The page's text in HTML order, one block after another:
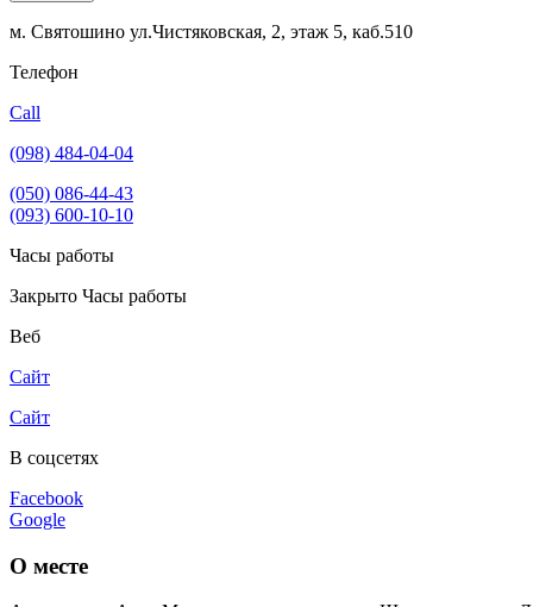
м. Святошино ул.Чистяковская, 2, этаж 5, каб.510
Телефон
Call
(098) 484-04-04
(050) 086-44-43
(093) 600-10-10
Часы работы
Закрыто Часы работы
Веб
Сайт
Сайт
В соцсетях
Facebook
Google
О месте